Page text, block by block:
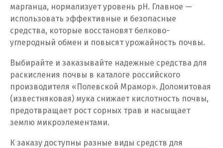
Подольск
Походилова
Псков
Пушкино
Пятигорск
марганца, нормализует уровень pH. Главное —
использовать эффективные и безопасные
средства, которые восстановят белково-
углеродный обмен и повысят урожайность почвы.
Выбирайте и заказывайте надежные средства для
раскисления почвы в каталоге российского
производителя «Полевской Мрамор». Доломитовая
(известняковая) мука снижает кислотность почвы,
предотвращает рост сорных трав и насыщает
землю микроэлементами.
К заказу доступны разные виды средств для